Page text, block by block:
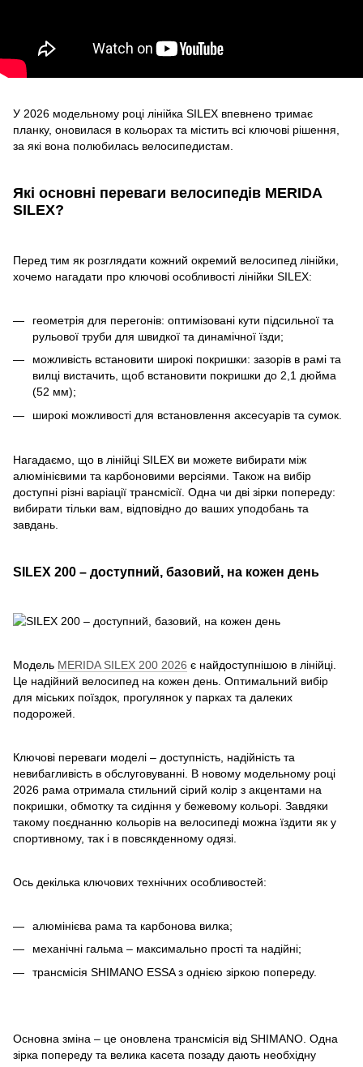
У 2026 модельному році лінійка SILEX впевнено тримає
планку, оновилася в кольорах та містить всі ключові рішення,
за які вона полюбилась велосипедистам.
Які основні переваги велосипедів MERIDA
SILEX?
Перед тим як розглядати кожний окремий велосипед лінійки,
хочемо нагадати про ключові особливості лінійки SILEX:
геометрія для перегонів: оптимізовані кути підсильної та
рульової труби для швидкої та динамічної їзди;
можливість встановити широкі покришки: зазорів в рамі та
вилці вистачить, щоб встановити покришки до 2,1 дюйма
(52 мм);
широкі можливості для встановлення аксесуарів та сумок.
Нагадаємо, що в лінійці SILEX ви можете вибирати між
алюмінієвими та карбоновими версіями. Також на вибір
доступні різні варіації трансмісії. Одна чи дві зірки попереду:
вибирати тільки вам, відповідно до ваших уподобань та
завдань.
SILEX 200 – доступний, базовий, на кожен день
Модель MERIDA SILEX 200 2026 є найдоступнішою в лінійці.
Це надійний велосипед на кожен день. Оптимальний вибір
для міських поїздок, прогулянок у парках та далеких
подорожей.
Ключові переваги моделі – доступність, надійність та
невибагливість в обслуговуванні. В новому модельному році
2026 рама отримала стильний сірий колір з акцентами на
покришки, обмотку та сидіння у бежевому кольорі. Завдяки
такому поєднанню кольорів на велосипеді можна їздити як у
спортивному, так і в повсякденному одязі.
Ось декілька ключових технічних особливостей:
алюмінієва рама та карбонова вилка;
механічні гальма – максимально прості та надійні;
трансмісія SHIMANO ESSA з однією зіркою попереду.
Основна зміна – це оновлена трансмісія від SHIMANO. Одна
зірка попереду та велика касета позаду дають необхідну